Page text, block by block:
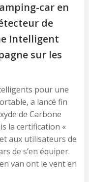
car en
de
Intelligent
sur les
pour une
a lancé fin
de Carbone
la certification «
aux utilisateurs de
de s’en équiper.
van ont le vent en